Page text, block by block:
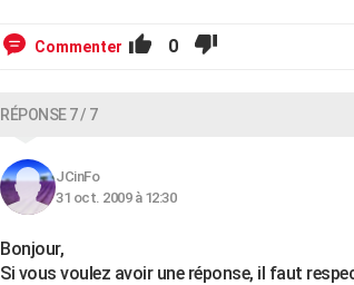
Commenter 0
RÉPONSE 7 / 7
JCinFo
31 oct. 2009 à 12:30
Bonjour,
Si vous voulez avoir une réponse, il faut